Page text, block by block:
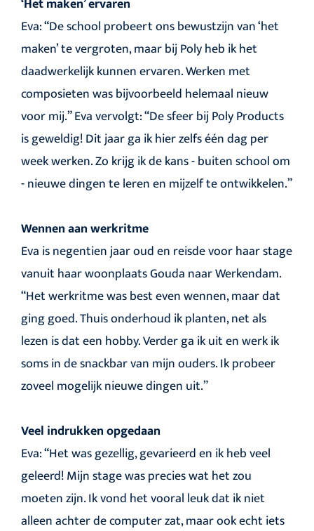
Eva: “De school probeert ons bewustzijn van ‘het
maken’ te vergroten, maar bij Poly heb ik het
daadwerkelijk kunnen ervaren. Werken met
composieten was bijvoorbeeld helemaal nieuw
voor mij.” Eva vervolgt: “De sfeer bij Poly Products
is geweldig! Dit jaar ga ik hier zelfs één dag per
week werken. Zo krijg ik de kans - buiten school om
- nieuwe dingen te leren en mijzelf te ontwikkelen.”
Wennen aan werkritme
Eva is negentien jaar oud en reisde voor haar stage
vanuit haar woonplaats Gouda naar Werkendam.
“Het werkritme was best even wennen, maar dat
ging goed. Thuis onderhoud ik planten, net als
lezen is dat een hobby. Verder ga ik uit en werk ik
soms in de snackbar van mijn ouders. Ik probeer
zoveel mogelijk nieuwe dingen uit.”
Veel indrukken opgedaan
Eva: “Het was gezellig, gevarieerd en ik heb veel
geleerd! Mijn stage was precies wat het zou
moeten zijn. Ik vond het vooral leuk dat ik niet
alleen achter de computer zat, maar ook echt iets